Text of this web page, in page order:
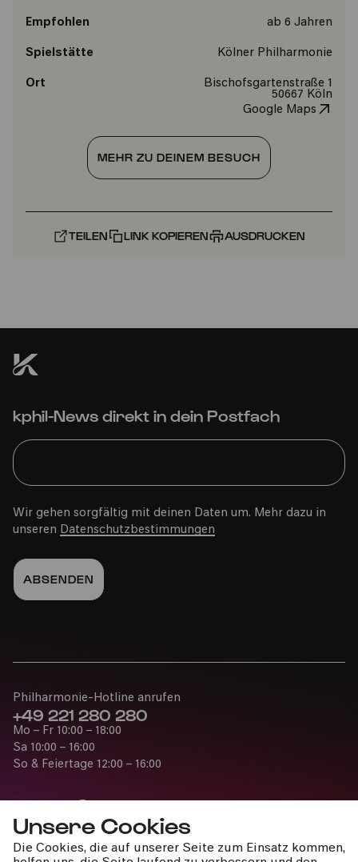
Unsere Cookies
Die Cookies, die auf unserer Seite zum Einsatz kommen,
Empfohlen ab 6 Jahren
Spielstätte Kölner Philharmonie
Ort
Bischofsgartenstraße 1
50667 Köln
Google Maps
MEHR ZU DEINEM BESUCH
TEILEN LINK KOPIEREN AUSDRUCKEN
kphil-News direkt in dein Postfach
Wir gehen sorgfältig mit deinen Daten um. Mehr dazu in
unseren Datenschutzbestimmungen
Presse
Philharmonie-Hotline anrufen
+49 221 280 280
Mo – Fr 10:00 – 18:00
Sa 10:00 – 16:00
So & Feiertage 12:00 – 16:00